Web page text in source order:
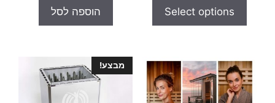
o
5
Select options
o
5
היה:
4,800.00 ₪.
הוספה לסל
מבצע!